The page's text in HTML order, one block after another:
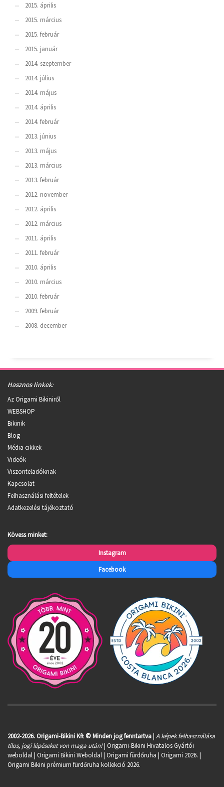
2015. április
2015. március
2015. február
2015. január
2014. szeptember
2014. július
2014. május
2014. április
2014. február
2013. június
2013. május
2013. március
2013. február
2012. november
2012. április
2012. március
2011. április
2011. február
2010. április
2010. március
2010. február
2009. február
2008. december
Hasznos linkek:
Az Origami Bikiniről
WEBSHOP
Bikinik
Blog
Média cikkek
Videók
Viszonteladóknak
Kapcsolat
Felhasználási feltételek
Adatkezelési tájékoztató
Kövess minket:
Instagram
Facebook
2002-2026. Origami-Bikini Kft © Minden jog fenntartva| A képek felhasználása
tilos, jogi lépéseket von maga után!| Origami-Bikini Hivatalos Gyártói
weboldal | Origami Bikini Weboldal | Origami fürdőruha | Origami 2026. |
Origami Bikini prémium fürdőruha kollekció 2026.